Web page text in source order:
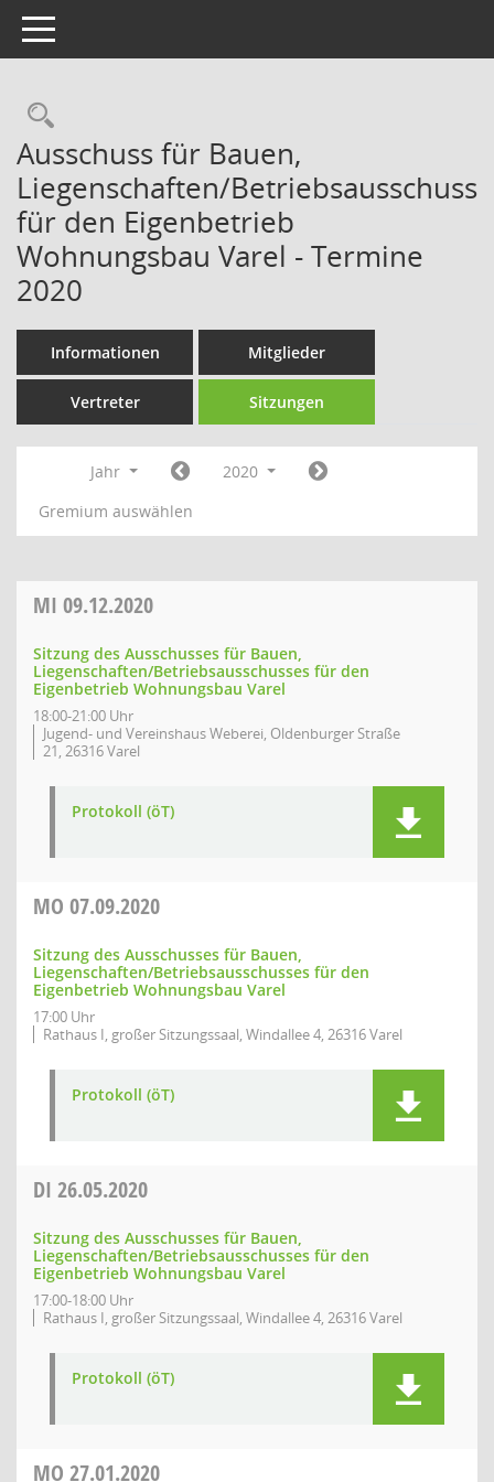
Toggle navigation
Rechercheauswahl
Ausschuss für Bauen,
Liegenschaften/Betriebsausschuss
für den Eigenbetrieb
Wohnungsbau Varel - Termine
2020
Informationen Mitglieder
Vertreter Sitzungen
Jahr
2020
Gremium auswählen
MI 09.12.2020
Sitzung des Ausschusses für Bauen,
Liegenschaften/Betriebsausschusses für den
Eigenbetrieb Wohnungsbau Varel
18:00-21:00 Uhr
Jugend- und Vereinshaus Weberei, Oldenburger Straße
21, 26316 Varel
Protokoll (öT)
MO 07.09.2020
Sitzung des Ausschusses für Bauen,
Liegenschaften/Betriebsausschusses für den
Eigenbetrieb Wohnungsbau Varel
17:00 Uhr
Rathaus I, großer Sitzungssaal, Windallee 4, 26316 Varel
Protokoll (öT)
DI 26.05.2020
Sitzung des Ausschusses für Bauen,
Liegenschaften/Betriebsausschusses für den
Eigenbetrieb Wohnungsbau Varel
17:00-18:00 Uhr
Rathaus I, großer Sitzungssaal, Windallee 4, 26316 Varel
Protokoll (öT)
MO 27.01.2020